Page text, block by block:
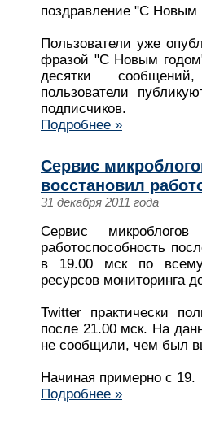
поздравление "С Новым
Пользователи уже
фразой "С Новым
десятки
пользователи
подписчиков.
Подробнее »
Сервис
восстановил
31 декабря 2011 года
Сервис
работоспособность
в 19.00 мск по всему
ресурсов мониторинга
Twitter практически
после 21.00 мск. На
не сообщили, чем был
Начиная примерно с 19.
Подробнее »